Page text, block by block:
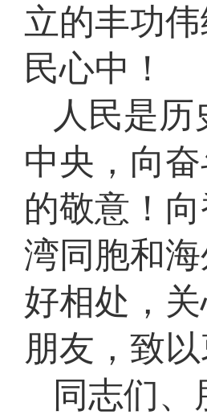
立的丰功
民心中！
人民是
中央，向
的敬意！
湾同胞和
好相处，
朋友，致
同志们、